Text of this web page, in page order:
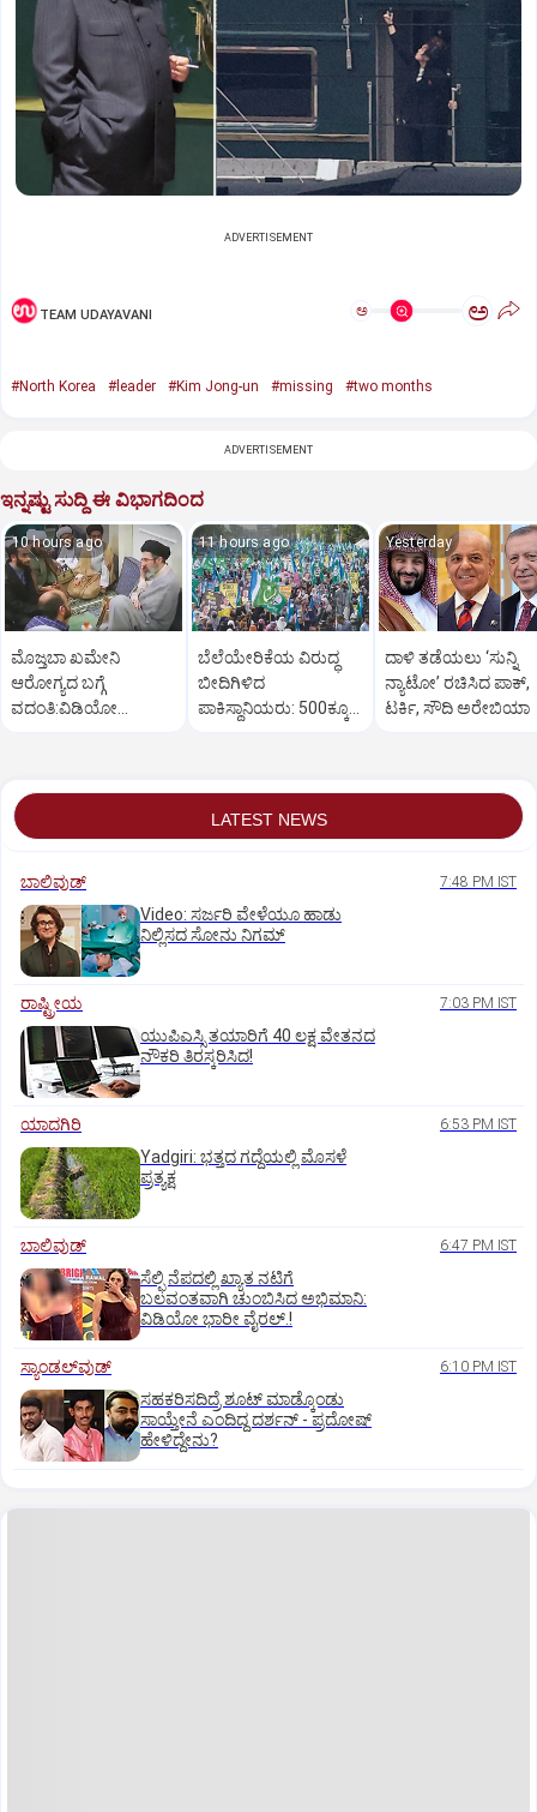
ADVERTISEMENT
TEAM UDAYAVANI ಅ ಅ
#North Korea #leader #Kim Jong-un #missing #two months
ADVERTISEMENT
ಇನ್ನಷ್ಟು ಸುದ್ದಿ ಈ ವಿಭಾಗದಿಂದ
10 hours ago
ಮೊಜ್ತಬಾ ಖಮೇನಿ
ಆರೋಗ್ಯದ ಬಗ್ಗೆ
ವದಂತಿ:ವಿಡಿಯೋ
11 hours ago
ಬೆಲೆಯೇರಿಕೆಯ ವಿರುದ್ಧ
ಬೀದಿಗಿಳಿದ
ಪಾಕಿಸ್ಥಾನಿಯರು: ‌500ಕ್ಕೂ
Yesterday
ದಾಳಿ ತಡೆಯಲು ‘ಸುನ್ನಿ
ನ್ಯಾಟೋ’ ರಚಿಸಿದ ಪಾಕ್‌,
ಟರ್ಕಿ, ಸೌದಿ ಅರೇಬಿಯಾ
LATEST NEWS
ಬಾಲಿವುಡ್‌ 7:48 PM IST
‌Video: ಸರ್ಜರಿ ವೇಳೆಯೂ ಹಾಡು
ನಿಲ್ಲಿಸದ ಸೋನು ನಿಗಮ್
ರಾಷ್ಟ್ರೀಯ 7:03 PM IST
ಯುಪಿಎಸ್ಸಿ ತಯಾರಿಗೆ 40 ಲಕ್ಷ ವೇತನದ
ನೌಕರಿ ತಿರಸ್ಕರಿಸಿದ!
ಯಾದಗಿರಿ 6:53 PM IST
Yadgiri: ಭತ್ತದ ಗದ್ದೆಯಲ್ಲಿ ಮೊಸಳೆ
ಪ್ರತ್ಯಕ್ಷ
ಬಾಲಿವುಡ್‌ 6:47 PM IST
ಸೆಲ್ಫಿ ನೆಪದಲ್ಲಿ ಖ್ಯಾತ ನಟಿಗೆ
ಬಲವಂತವಾಗಿ ಚುಂಬಿಸಿದ ಅಭಿಮಾನಿ:
ವಿಡಿಯೋ ಭಾರೀ ವೈರಲ್.!
ಸ್ಯಾಂಡಲ್‌ವುಡ್‌ 6:10 PM IST
ಸಹಕರಿಸದಿದ್ರೆ ಶೂಟ್‌ ಮಾಡ್ಕೊಂಡು
ಸಾಯ್ತೇನೆ ಎಂದಿದ್ದ ದರ್ಶನ್‌ - ಪ್ರದೋಷ್‌
ಹೇಳಿದ್ದೇನು?